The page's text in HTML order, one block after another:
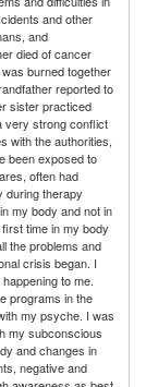
and other
and
died of cancer
burned together
reported to
sister practiced
very strong conflict
with the authorities,
been exposed to
often had
during therapy
my body and not in
time in my body
the problems and
crisis began. I
to me.
programs in the
my psyche. I was
my subconscious
and changes in
negative and